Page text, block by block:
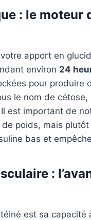
: le moteur
apport en
environ 24
pour produire
le nom de
est important de
poids, mais
bas et
:
est sa capacité